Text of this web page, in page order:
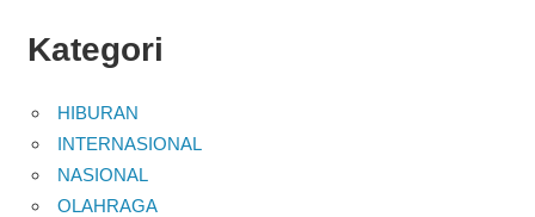
Kategori
HIBURAN
INTERNASIONAL
NASIONAL
OLAHRAGA